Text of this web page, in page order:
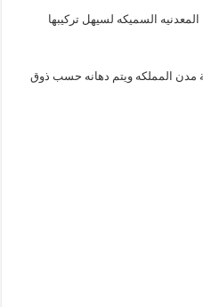
السميكه لسيهل تركيبها
المملكه ويتم دهانه حسب ذوق